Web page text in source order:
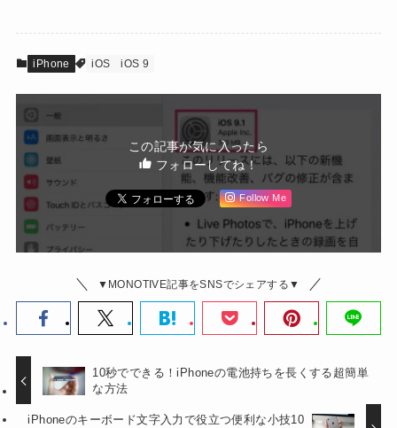
iPhone iOS iOS 9
この記事が気に入ったら
フォローしてね！
Follow Me
▼MONOTIVE記事をSNSでシェアする▼
10秒でできる！iPhoneの電池持ちを長くする超簡単
な方法
iPhoneのキーボード文字入力で役立つ便利な小技10